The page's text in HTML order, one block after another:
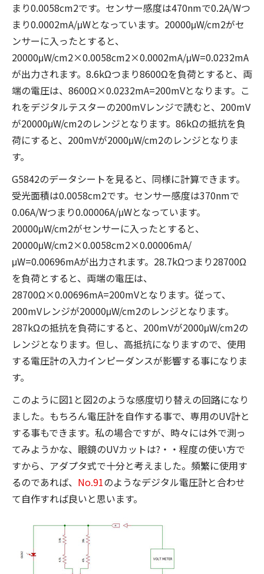
まり0.0058cm2です。センサー感度は470nmで0.2A/Wつ
まり0.0002mA/μWとなっています。20000μW/cm2がセ
ンサーに入ったとすると、
20000μW/cm2×0.0058cm2×0.0002mA/μW=0.0232mA
が出力されます。8.6kΩつまり8600Ωを負荷とすると、両
端の電圧は、8600Ω×0.0232mA=200mVとなります。こ
れをデジタルテスターの200mVレンジで読むと、200mV
が20000μW/cm2のレンジとなります。86kΩの抵抗を負
荷にすると、200mVが2000μW/cm2のレンジとなりま
す。
G5842のデータシートを見ると、同様に計算できます。
受光面積は0.0058cm2です。センサー感度は370nmで
0.06A/Wつまり0.00006A/μWとなっています。
20000μW/cm2がセンサーに入ったとすると、
20000μW/cm2×0.0058cm2×0.00006mA/
μW=0.00696mAが出力されます。28.7kΩつまり28700Ω
を負荷とすると、両端の電圧は、
28700Ω×0.00696mA=200mVとなります。従って、
200mVレンジが20000μW/cm2のレンジとなります。
287kΩの抵抗を負荷にすると、200mVが2000μW/cm2の
レンジとなります。但し、高抵抗になりますので、使用
する電圧計の入力インピーダンスが影響する事になりま
す。
このように図1と図2のような感度切り替えの回路になり
ました。もちろん電圧計を自作する事で、専用のUV計と
する事もできます。私の場合ですが、時々には外で測っ
てみようかな、眼鏡のUVカットは?・・程度の使い方で
すから、アダプタ式で十分と考えました。頻繁に使用す
るのであれば、 No.91のようなデジタル電圧計と合わせ
て自作すれば良いと思います。